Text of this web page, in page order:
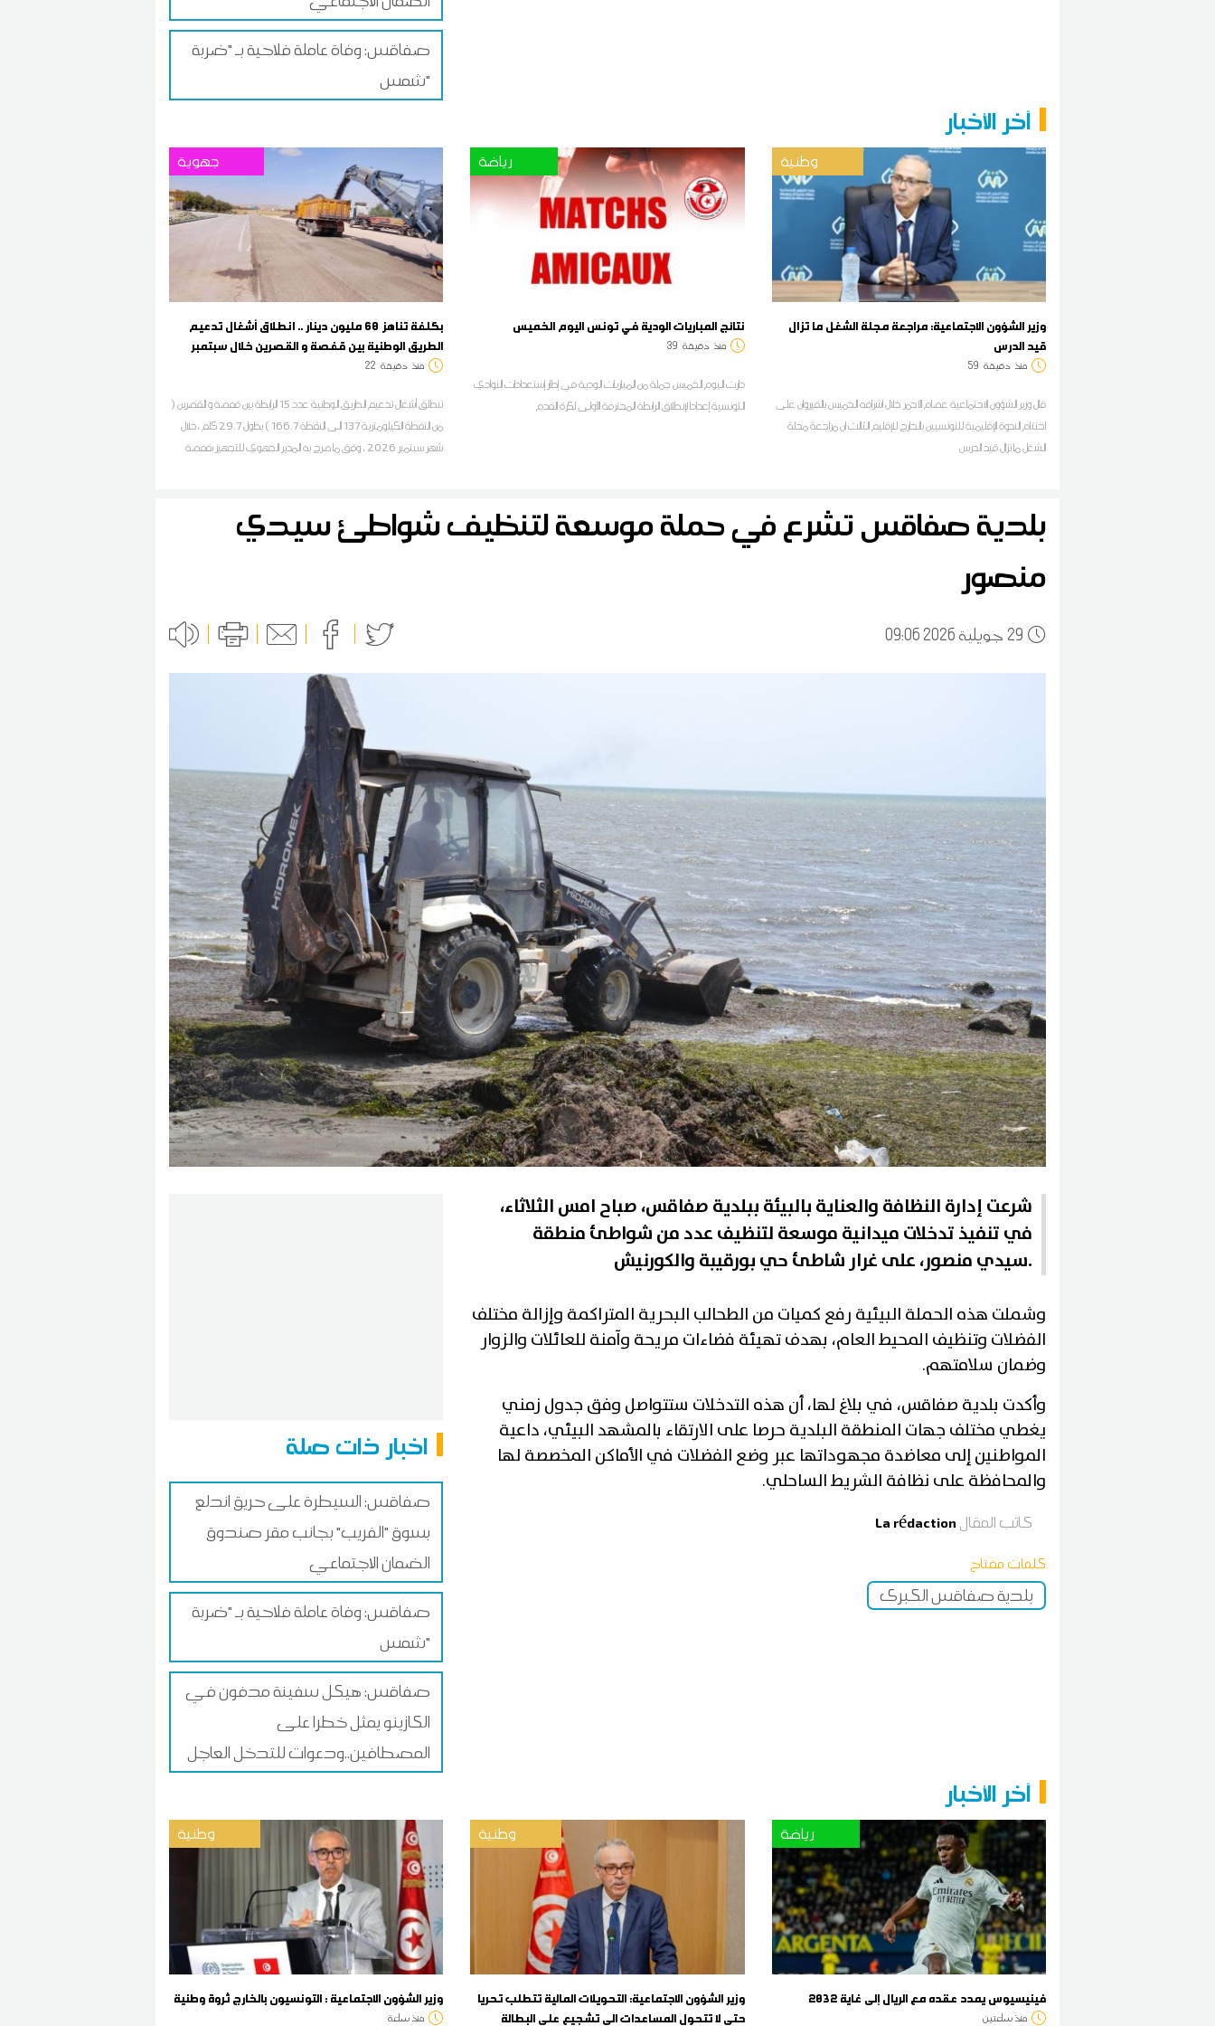
صفاقس: وفاة عاملة فلاحية بـ "ضربة
شمس"
آخر الأخبار
جهوية
بكلفة تناهز 60 مليون دينار .. انطلاق أشغال تدعيم
الطريق الوطنية بين قفصة و القصرين خلال سبتمبر
منذ دقيقة 22
تنطلق أشغال تدعيم الطريق الوطنية عدد 15 الرابطة بين قفصة و القصرين (
من النقطة الكيلومترية 137 الى النقطة 166.7 ) بطول 29.7 كلم ،خلال
شهر سبتمبر 2026 ، وفق ما صرح به المدير الجهوي للتجهيز بقفصة
رياضة
نتائج المباريات الودية في تونس اليوم الخميس
منذ دقيقة 39
دارت اليوم الخميس جملة من المباريات الودية في إطار إستعدادات النوادي
التونسية إعدادا لإنطلاق الرابطة المحترفة الأولى لكرة القدم
وطنية
وزير الشؤون الاجتماعية: مراجعة مجلة الشغل ما تزال
قيد الدرس
منذ دقيقة 59
قال وزير الشؤون الاجتماعية عصام الأحمر خلال اشرافه الخميس بالقيروان على
اختتام الندوة الإقليمية للتونسيين بالخارج للإقليم الثالث ان مراجعة مجلة
الشغل ما تزال قيد الدرس
بلدية صفاقس تشرع في حملة موسعة لتنظيف شواطئ سيدي
منصور
29 09:06 2026 جويلية
اخبار ذات صلة
صفاقس: السيطرة على حريق اندلع
بسوق "الفريب" بجانب مقر صندوق
الضمان الاجتماعي
صفاقس: وفاة عاملة فلاحية بـ "ضربة
شمس"
صفاقس: هيكل سفينة مدفون في
الكازينو يمثل خطرا على
المصطافين..ودعوات للتدخل العاجل
شرعت إدارة النظافة والعناية بالبيئة ببلدية صفاقس، صباح امس الثلاثاء،
في تنفيذ تدخلات ميدانية موسعة لتنظيف عدد من شواطئ منطقة
سيدي منصور، على غرار شاطئ حي بورقيبة والكورنيش.
وشملت هذه الحملة البيئية رفع كميات من الطحالب البحرية المتراكمة وإزالة مختلف
الفضلات وتنظيف المحيط العام، بهدف تهيئة فضاءات مريحة وآمنة للعائلات والزوار
وضمان سلامتهم.
وأكدت بلدية صفاقس، في بلاغ لها، أن هذه التدخلات ستتواصل وفق جدول زمني
يغطي مختلف جهات المنطقة البلدية حرصا على الارتقاء بالمشهد البيئي، داعية
المواطنين إلى معاضدة مجهوداتها عبر وضع الفضلات في الأماكن المخصصة لها
والمحافظة على نظافة الشريط الساحلي.
كاتب المقال La rédaction
كلمات مفتاح
بلدية صفاقس الكبرى
آخر الأخبار
وطنية
وزير الشؤون الاجتماعية : التونسيون بالخارج ثروة وطنية
منذ ساعة
وطنية
وزير الشؤون الاجتماعية: التحويلات المالية تتطلب تحريا
حتى لا تتحول المساعدات الى تشجيع على البطالة
رياضة
فينيسيوس يمدد عقده مع الريال إلى غاية 2032
منذ ساعتين